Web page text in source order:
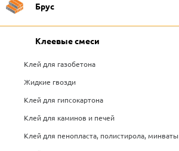
Брус
Клеевые смеси
Клей для газобетона
Жидкие гвозди
Клей для гипсокартона
Клей для каминов и печей
Клей для пенопласта, полистирола, минваты